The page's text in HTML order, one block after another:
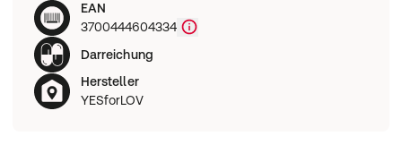
EAN
3700444604334
Darreichung
Hersteller
YESforLOV